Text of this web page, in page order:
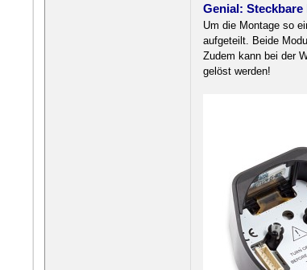
Genial:
Um die Montage so
aufgeteilt. Beide
Zudem kann bei der
gelöst werden!